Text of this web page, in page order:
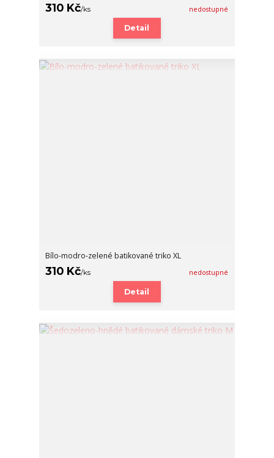
310 Kč/ks nedostupné
Detail
Bílo-modro-zelené batikované triko XL
310 Kč/ks nedostupné
Detail